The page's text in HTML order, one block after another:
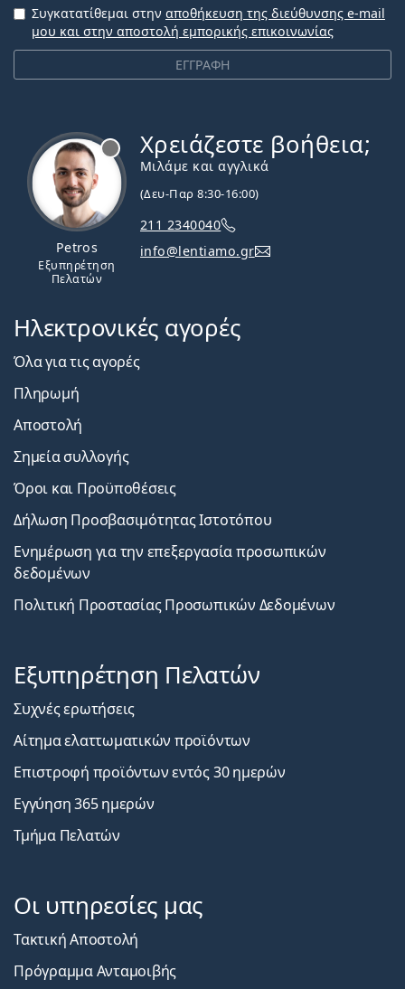
ΕΓΓΡΑΦΗ
Συγκατατίθεμαι στην αποθήκευση της διεύθυνσης e-mail
μου και στην αποστολή εμπορικής επικοινωνίας
Petros
Εξυπηρέτηση
Πελατών
Χρειάζεστε βοήθεια;
Μιλάμε και αγγλικά
(Δευ-Παρ 8:30-16:00)
211 2340040
info@lentiamo.gr
Ηλεκτρονικές αγορές
Όλα για τις αγορές
Πληρωμή
Αποστολή
Σημεία συλλογής
Όροι και Προϋποθέσεις
Δήλωση Προσβασιμότητας Ιστοτόπου
Ενημέρωση για την επεξεργασία προσωπικών
δεδομένων
Πολιτική Προστασίας Προσωπικών Δεδομένων
Εξυπηρέτηση Πελατών
Συχνές ερωτήσεις
Αίτημα ελαττωματικών προϊόντων
Επιστροφή προϊόντων εντός 30 ημερών
Εγγύηση 365 ημερών
Τμήμα Πελατών
Οι υπηρεσίες μας
Τακτική Αποστολή
Πρόγραμμα Ανταμοιβής